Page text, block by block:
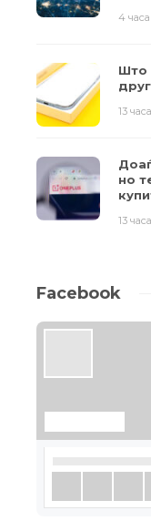
4 часа
Што
13 часа
но
13 часа
Facebook